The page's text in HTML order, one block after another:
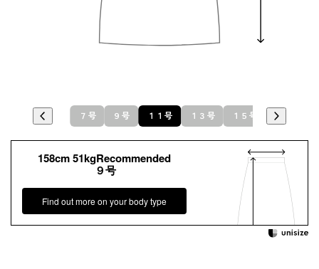
７号 ９号 １１号 １３号 １５号 １７号
158cm 51kgRecommended
９号
Find out more on your body type